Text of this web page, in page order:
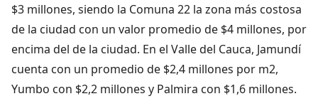
$3 millones, siendo la Comuna 22 la zona más costosa
de la ciudad con un valor promedio de $4 millones, por
encima del de la ciudad. En el Valle del Cauca, Jamundí
cuenta con un promedio de $2,4 millones por m2,
Yumbo con $2,2 millones y Palmira con $1,6 millones.